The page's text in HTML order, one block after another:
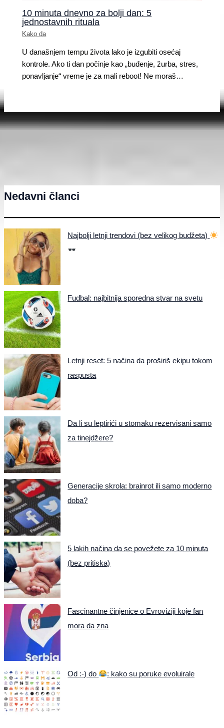
10 minuta dnevno za bolji dan: 5
jednostavnih rituala
Kako da
U današnjem tempu života lako je izgubiti osećaj
kontrole. Ako ti dan počinje kao „buđenje, žurba, stres,
ponavljanje“ vreme je za mali reboot! Ne moraš…
Nedavni članci
Najbolji letnji trendovi (bez velikog budžeta)
Fudbal: najbitnija sporedna stvar na svetu
Letnji reset: 5 načina da proširiš ekipu tokom
raspusta
Da li su leptirići u stomaku rezervisani samo
za tinejdžere?
Generacije skrola: brainrot ili samo moderno
doba?
5 lakih načina da se povežete za 10 minuta
(bez pritiska)
Fascinantne činjenice o Evroviziji koje fan
mora da zna
Od :-) do : kako su poruke evoluirale